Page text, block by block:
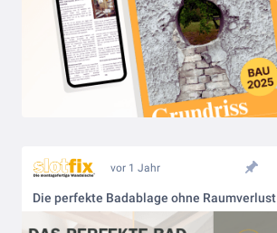
vor 1 Jahr
Die perfekte Badablage ohne Raumverlust